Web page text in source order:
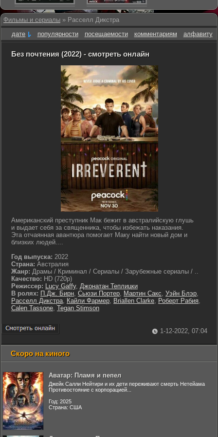
Фильмы и сериалы » Расселл Дикстра
дате
популярности посещаемости комментариям алфавиту
Без почтения (2022) - смотреть онлайн
Американский преступник Мак бежит в австралийскую глушь
и выдает себя за священника, чтобы избежать наказания.
Эта отчаянная авантюра помогает Маку найти новый дом и
близких людей....
Год выпуска: 2022
Страна: Австралия
Жанр: Драмы / Криминал / Сериалы / Зарубежные сериалы / ..
Качество: HD (720p)
Режиссер: Lucy Gaffy, Джонатан Теплицки
В ролях: П.Дж. Бирн, Сьюзи Портер, Мартин Сакс, Уэйн Блэр,
Расселл Дикстра, Кайли Фармер, Briallen Clarke, Роберт Рабия,
Calen Tassone, Tegan Stimson
1-12-2022, 07:04
Скоро на киного
Аватар: Пламя и пепел
Джейк Салли Нейтири и их дети переживают смерть Нетейама
Противостояние с корпорацией...
Год: 2025
Страна: США